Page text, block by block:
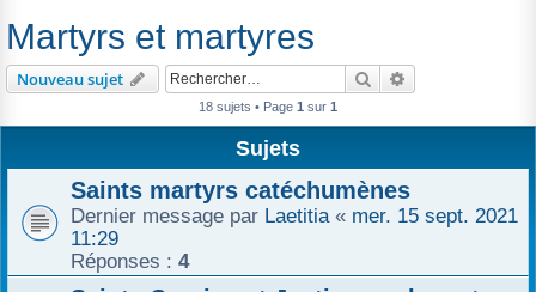
h
Martyrs et martyres
Nouveau sujet Rechercher
18 sujets • Page 1 sur 1
Sujets
Saints martyrs catéchumènes
Dernier message par Laetitia « mer. 15 sept. 2021
11:29
Réponses : 4